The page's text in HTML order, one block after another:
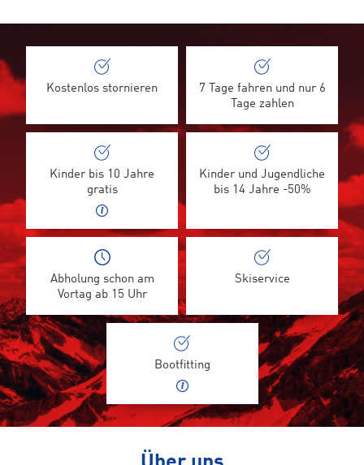
Kostenlos stornieren
7 Tage fahren und nur 6
Tage zahlen
Kinder bis 10 Jahre
gratis
Kinder und Jugendliche
bis 14 Jahre -50%
Abholung schon am
Vortag ab 15 Uhr
Skiservice
Bootfitting